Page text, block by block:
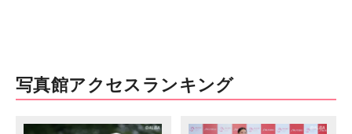
写真館アクセスランキング